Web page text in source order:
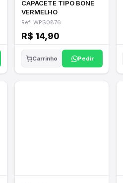
CAPACETE TIPO BONE
VERMELHO
Ref: WPS0876
R$ 14,90
Carrinho Pedir